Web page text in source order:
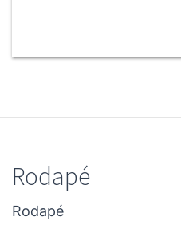
Rodapé
Rodapé